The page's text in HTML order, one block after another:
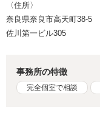
〈住所〉
奈良県奈良市高天町38-5
佐川第一ビル305
事務所の特徴
完全個室で相談